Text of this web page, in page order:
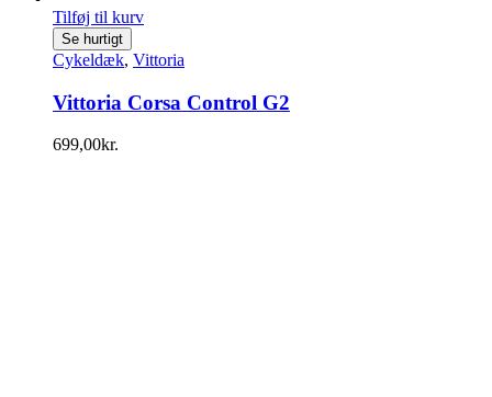
Tilføj til kurv
Se hurtigt
Cykeldæk, Vittoria
Vittoria Corsa Control G2
699,00kr.